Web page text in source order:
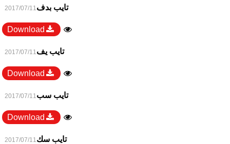
تايب بدف2017/07/11
Download
تايب يف2017/07/11
Download
تايب سب2017/07/11
Download
تايب سك2017/07/11